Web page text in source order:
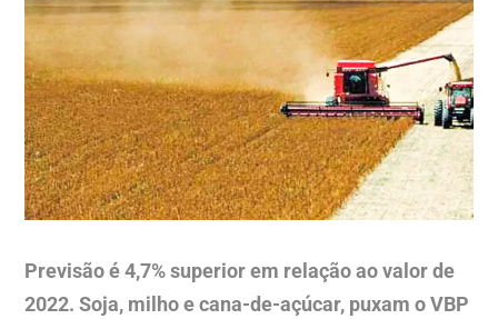
Previsão é 4,7% superior em relação ao valor de
2022. Soja, milho e cana-de-açúcar, puxam o VBP